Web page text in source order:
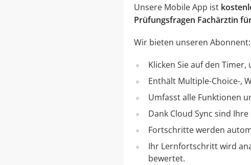
Unsere Mobile App ist
Prüfungsfragen Fachärztin
Wir bieten unseren
Klicken Sie auf den
Enthält Multiple-Choice-,
Umfasst alle Funktionen
Dank Cloud Sync sind
Fortschritte werden
Ihr Lernfortschritt wird
bewertet.